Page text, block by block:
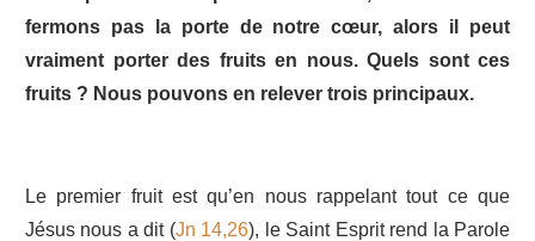
fermons pas la porte de notre cœur, alors il peut
vraiment porter des fruits en nous. Quels sont ces
fruits ? Nous pouvons en relever trois principaux.
Le premier fruit est qu’en nous rappelant tout ce que
Jésus nous a dit (Jn 14,26), le Saint Esprit rend la Parole